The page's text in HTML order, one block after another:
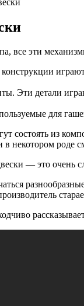
все эти
Эти детали
для
состоять из
некотором роде
— это очень